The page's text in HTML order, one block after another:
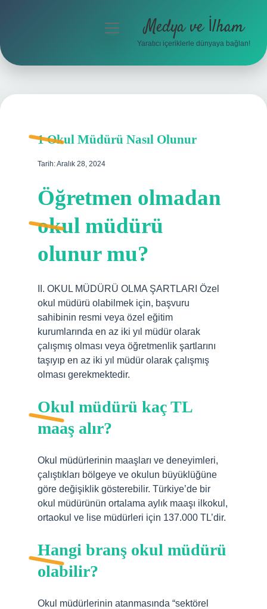
Hakkımızda
menüyü
Medya ve İlham
Yaratıcı içeriklerle dünyaya bağlan!
1 Okul Müdürü Nasıl Olunur
Tarih: Aralık 28, 2024
Öğretmen olmadan
okul müdürü
olunur mu?
II. OKUL MÜDÜRÜ OLMA ŞARTLARI Özel
okul müdürü olabilmek için, başvuru
sahibinin resmi veya özel eğitim
kurumlarında en az iki yıl müdür olarak
çalışmış olması veya öğretmenlik şartlarını
taşıyıp en az iki yıl müdür olarak çalışmış
olması gerekmektedir.
Okul müdürü kaç TL
maaş alır?
Okul müdürlerinin maaşları ve deneyimleri,
çalıştıkları bölgeye ve okulun büyüklüğüne
göre değişiklik gösterebilir. Türkiye’de bir
okul müdürünün ortalama aylık maaşı ilkokul,
ortaokul ve lise müdürleri için 137.000 TL’dir.
Hangi branş okul müdürü
olabilir?
Okul müdürlerinin atanmasında “sektörel